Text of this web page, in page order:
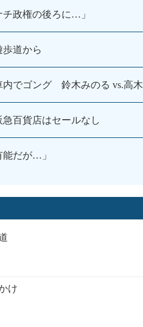
政権の後ろに…」
道から
でゴング 鈴木みのる vs.高
百貨店はセールなし
能だが…」
け